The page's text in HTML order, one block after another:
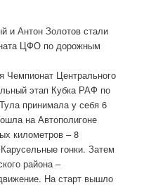
и Антон Золотов стали
ЦФО по дорожным
Центрального
этап Кубка РАФ по
принимала у себя 6
на Автополигоне
километров – 8
гонки. Затем
района –
На старт вышло